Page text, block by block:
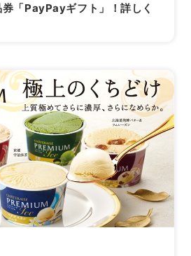
「PayPayギフト」！詳しく